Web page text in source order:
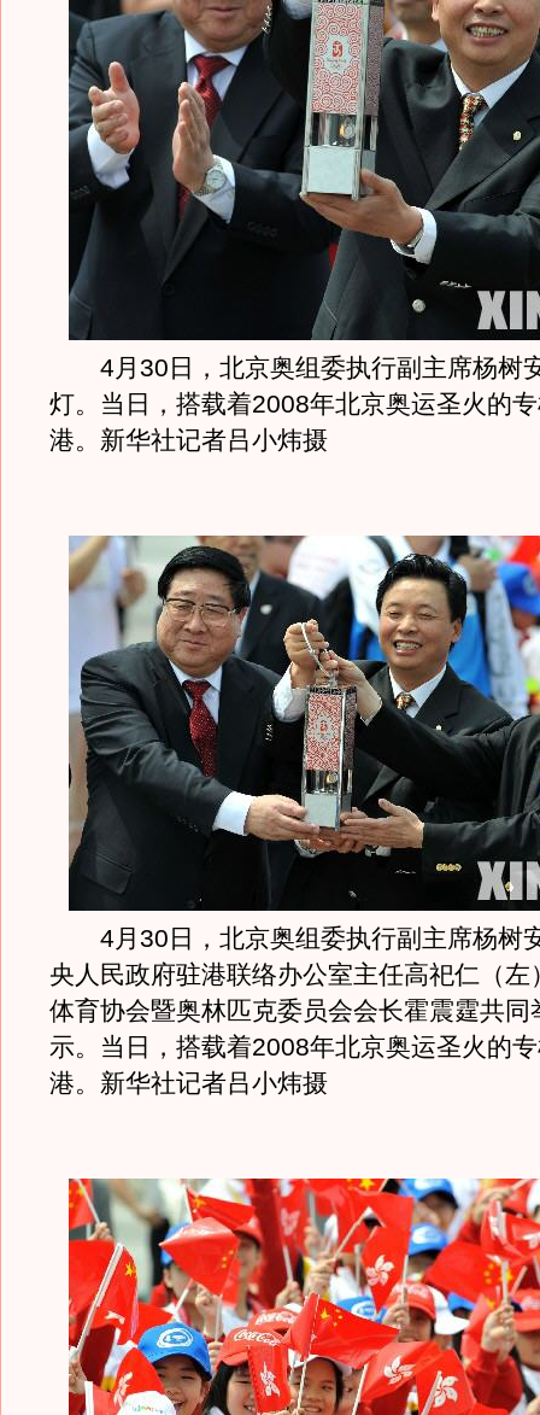
4月30日，北京奥组委执行副主席杨树
灯。当日，搭载着2008年北京奥运圣火的
港。新华社记者吕小炜摄
4月30日，北京奥组委执行副主席杨树
央人民政府驻港联络办公室主任高祀仁（左
体育协会暨奥林匹克委员会会长霍震霆共同
示。当日，搭载着2008年北京奥运圣火的
港。新华社记者吕小炜摄